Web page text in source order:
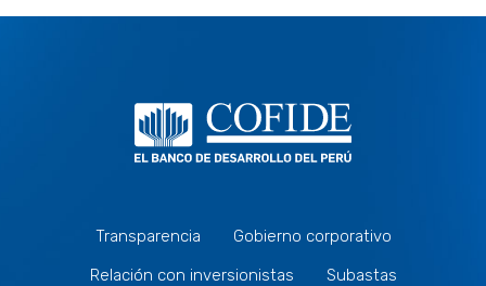
Transparencia
Gobierno corporativo
Relación con inversionistas
Subastas